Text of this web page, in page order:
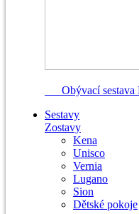
Obývací sestava
Sestavy
Zostavy
Kena
Unisco
Vernia
Lugano
Sion
Dětské pokoje